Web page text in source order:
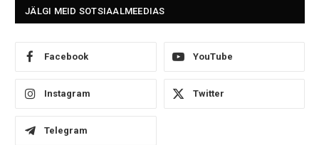
JÄLGI MEID SOTSIAALMEEDIAS
Facebook YouTube
Instagram Twitter
Telegram